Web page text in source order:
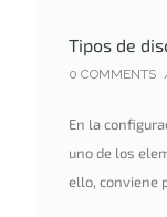
Tipos de
0 COMMENTS
En la
uno de los
ello, conviene